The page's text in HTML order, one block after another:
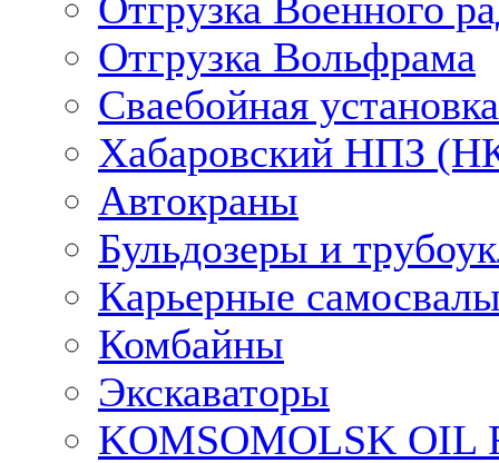
Отгрузка Военного
Отгрузка Вольфрама
Сваебойная установка
Хабаровский НПЗ
Автокраны
Бульдозеры и
Карьерные
Комбайны
Экскаваторы
KOMSOMOLSK OIL